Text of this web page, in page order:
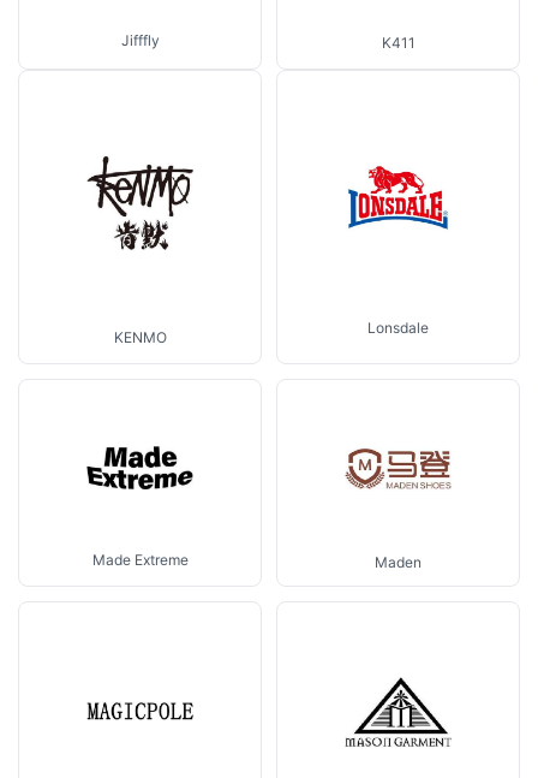
Jifffly K411
KENMO
Lonsdale
Made Extreme Maden